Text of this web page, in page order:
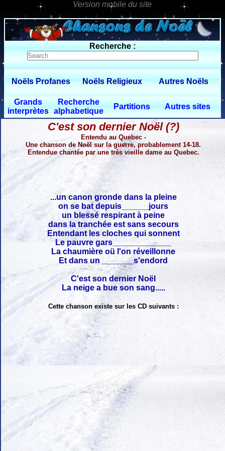
0 $limitbot 1 $limittot 2
Recherche :
Noëls Profanes Noëls Religieux Autres Noëls
Grands
interprètes
Recherche
alphabetique
Partitions Autres sites
C'est son dernier Noël (?)
Entendu au Quebec -
Une chanson de Noël sur la guerre, probablement 14-18.
Entendue chantée par une très vieille dame au Quebec.
...un canon gronde dans la pleine
on se bat depuis______jours
un blessé respirant à peine
dans la tranchée est sans secours
Entendant les cloches qui sonnent
Le pauvre gars_____________
La chaumière oü l'on réveillonne
Et dans un _______s'endord
C'est son dernier Noël
La neige a bue son sang.....
Cette chanson existe sur les CD suivants :